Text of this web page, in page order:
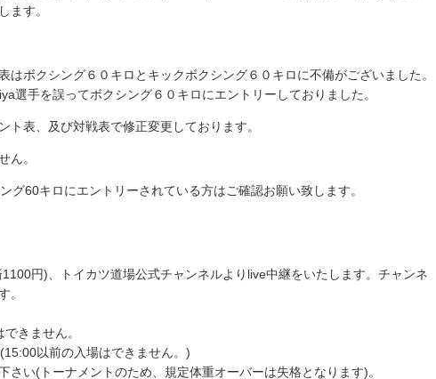
ます。
はボクシング６０キロとキックボクシング６０キロに不備がございました。
選手を誤ってボクシング６０キロにエントリーしておりました。
ト表、及び対戦表で修正変更しております。
ん。
グ60キロにエントリーされている方はご確認お願い致します。
円)、トイカツ道場公式チャンネルよりlive中継をいたします。チャンネ
。
きません。
以前の入場はできません。)
い(トーナメントのため、規定体重オーバーは失格となります)。